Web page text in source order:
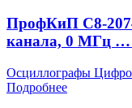
ПрофКиП С8-
канала, 0 МГц
Осциллографы
Подробнее